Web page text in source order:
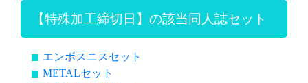
【特殊加工締切日】の該当同人誌セット
エンボスニスセット
METALセット